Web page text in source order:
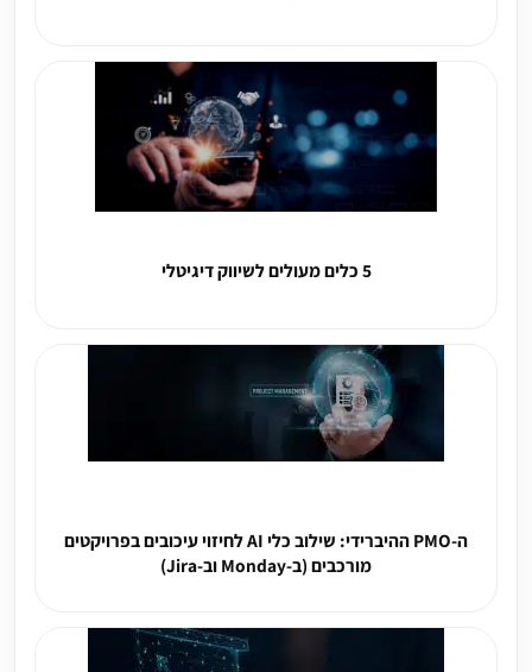
5 כלים מעולים לשיווק דיגיטלי
ה-PMO ההיברידי: שילוב כלי AI לחיזוי עיכובים בפרויקטים
מורכבים (ב-Monday וב-Jira)